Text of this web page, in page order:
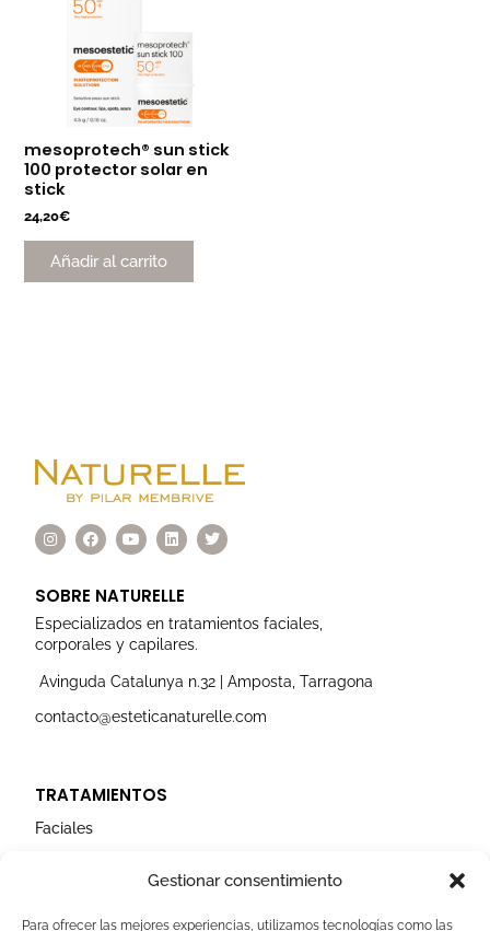
Gestionar consentimiento
Para ofrecer las mejores experiencias, utilizamos tecnologías como las
mesoprotech® sun stick
100 protector solar en
stick
24,20€
Añadir al carrito
I
n
a
g
r
a
m
F
a
b
o
o
k
Y
o
u
b
e
L
i
e
d
i
n
T
w
r
SOBRE NATURELLE
Especializados en tratamientos faciales,
corporales y capilares.
Avinguda Catalunya n.32 | Amposta, Tarragona
contacto@esteticanaturelle.com
TRATAMIENTOS
Faciales